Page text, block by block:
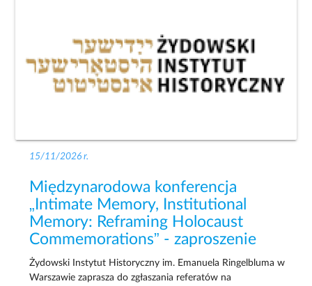
15/11/2026 r.
Międzynarodowa konferencja
„Intimate Memory, Institutional
Memory: Reframing Holocaust
Commemorations” - zaproszenie
Żydowski Instytut Historyczny im. Emanuela Ringelbluma w
Warszawie zaprasza do zgłaszania referatów na